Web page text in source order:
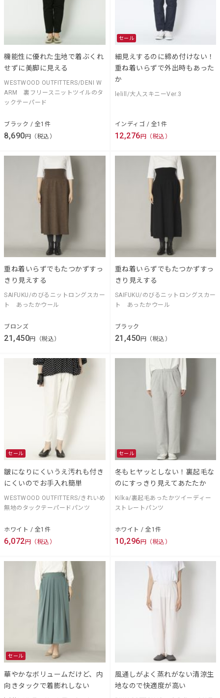
機能性に優れた生地で着ぶくれ
せずに美脚に見える
WESTWOOD OUTFITTERS/DENI W
ARM 裏フリースニットツイルのタ
ックテーパード
ブラック / 全1件
8,690円（税込）
セール
細見えするのに締め付けない！
重ね着いらずで外出時もあった
か
lelill/大人スキニーVer.3
インディゴ / 全1件
12,276円（税込）
重ね着いらずでもたつかずすっ
きり見えする
SAIFUKU/のびるニットロングスカー
ト あったかウール
ブロンズ
21,450円（税込）
重ね着いらずでもたつかずすっ
きり見えする
SAIFUKU/のびるニットロングスカー
ト あったかウール
ブラック
21,450 円（税込）
セール
皺になりにくいうえ汚れも付き
にくいのでお手入れ簡単
WESTWOOD OUTFITTERS/きれいめ
無地のタックテーパードパンツ
ホワイト / 全1件
6,072円（税込）
セール
冬もヒヤッとしない！裏起毛な
のにすっきり見えてあたたか
Kilka/裏起毛あったかツイーディー
ストレートパンツ
ホワイト / 全1件
10,296円（税込）
セール
華やかなボリュームだけど、内
向きタックで着膨れしない
風通しがよく蒸れがない清涼生
地なので快適度が高い